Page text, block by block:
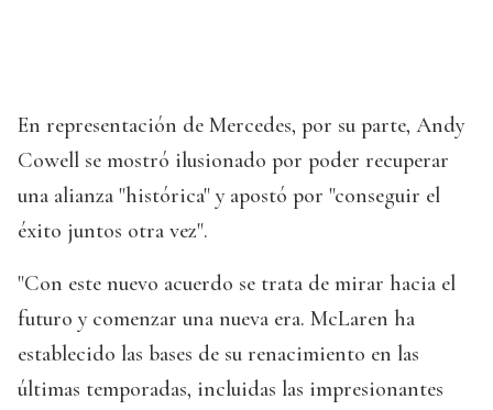
En representación de Mercedes, por su parte, Andy
Cowell se mostró ilusionado por poder recuperar
una alianza "histórica" y apostó por "conseguir el
éxito juntos otra vez".
"Con este nuevo acuerdo se trata de mirar hacia el
futuro y comenzar una nueva era. McLaren ha
establecido las bases de su renacimiento en las
últimas temporadas, incluidas las impresionantes